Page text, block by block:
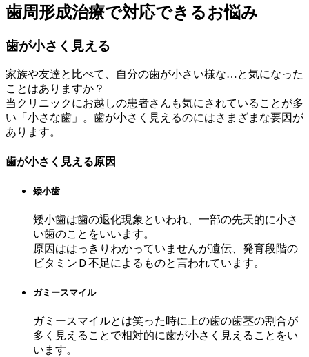
歯周形成治療で対応できるお悩み
歯が小さく見える
家族や友達と比べて、自分の歯が小さい様な…と気になった
ことはありますか？
当クリニックにお越しの患者さんも気にされていることが多
い「小さな歯」。歯が小さく見えるのにはさまざまな要因が
あります。
歯が小さく見える原因
矮小歯
矮小歯は歯の退化現象といわれ、一部の先天的に小さ
い歯のことをいいます。
原因ははっきりわかっていませんが遺伝、発育段階の
ビタミンＤ不足によるものと言われています。
ガミースマイル
ガミースマイルとは笑った時に上の歯の歯茎の割合が
多く見えることで相対的に歯が小さく見えることをい
います。